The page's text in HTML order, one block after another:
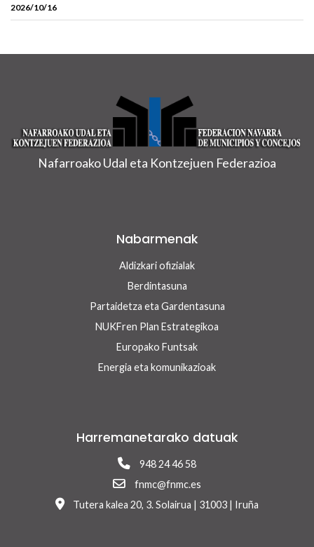
2026/10/16
Nafarroako Udal eta Kontzejuen Federazioa
Nabarmenak
Aldizkari ofizialak
Berdintasuna
Partaidetza eta Gardentasuna
NUKFren Plan Estrategikoa
Europako Funtsak
Energia eta komunikazioak
Harremanetarako datuak
948 24 46 58
fnmc@fnmc.es
Tutera kalea 20, 3. Solairua | 31003 | Iruña